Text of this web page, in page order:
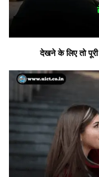
देखने के लिए तो